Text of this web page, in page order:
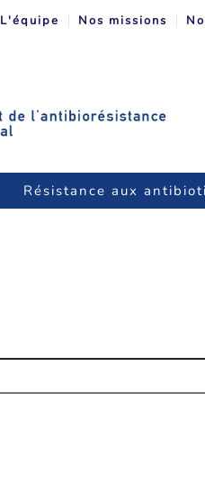
L'équipe Nos missions
Résistance aux